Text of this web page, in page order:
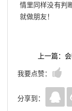
情里同样没有判
就做朋友！
上一篇：
我要点赞：
分享到：